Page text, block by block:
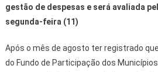
gestão de despesas e será avaliada
segunda-feira (11)
Após o mês de agosto ter registrado
do Fundo de Participação dos